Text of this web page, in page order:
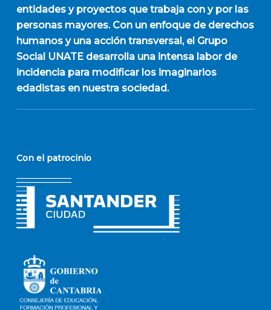
entidades y proyectos que trabaja con y por las
personas mayores. Con un enfoque de derechos
humanos y una acción transversal, el Grupo
Social UNATE desarrolla una intensa labor de
incidencia para modificar los imaginarios
edadistas en nuestra sociedad.
Con el patrocinio